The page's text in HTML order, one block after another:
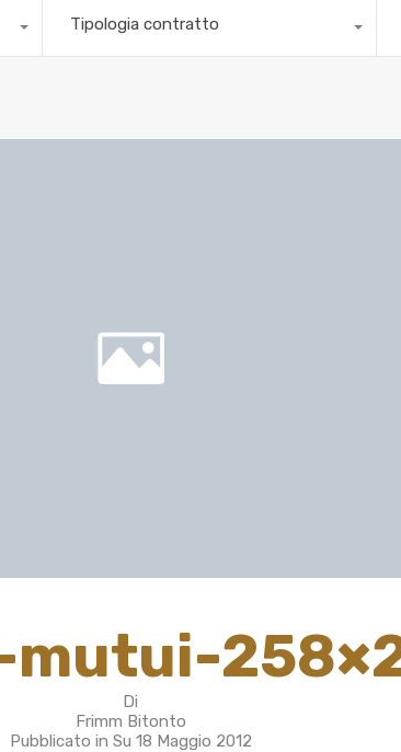
Tipologia contratto
Di
Frimm Bitonto
Pubblicato in Su 18 Maggio 2012